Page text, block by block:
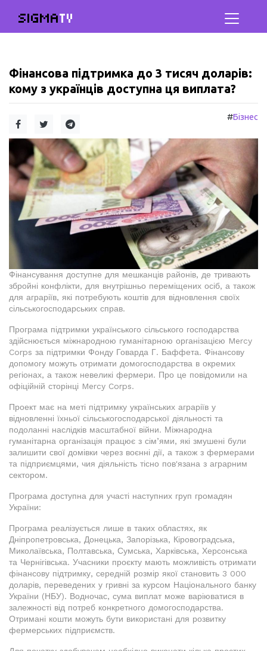
SIGMATV
Фінансова підтримка до 3 тисяч доларів:
кому з українців доступна ця виплата?
#Бізнес
Фінансування доступне для мешканців районів, де тривають
збройні конфлікти, для внутрішньо переміщених осіб, а також
для аграріїв, які потребують коштів для відновлення своїх
сільськогосподарських справ.
Програма підтримки українського сільського господарства
здійснюється міжнародною гуманітарною організацією Mercy
Corps за підтримки Фонду Говарда Г. Баффета. Фінансову
допомогу можуть отримати домогосподарства в окремих
регіонах, а також невеликі фермери. Про це повідомили на
офіційній сторінці Mercy Corps.
Проект має на меті підтримку українських аграріїв у
відновленні їхньої сільськогосподарської діяльності та
подоланні наслідків масштабної війни. Міжнародна
гуманітарна організація працює з сім’ями, які змушені були
залишити свої домівки через воєнні дії, а також з фермерами
та підприємцями, чия діяльність тісно пов'язана з аграрним
сектором.
Програма доступна для участі наступних груп громадян
України:
Програма реалізується лише в таких областях, як
Дніпропетровська, Донецька, Запорізька, Кіровоградська,
Миколаївська, Полтавська, Сумська, Харківська, Херсонська
та Чернігівська. Учасники проєкту мають можливість отримати
фінансову підтримку, середній розмір якої становить 3 000
доларів, переведених у гривні за курсом Національного банку
України (НБУ). Водночас, сума виплат може варіюватися в
залежності від потреб конкретного домогосподарства.
Отримані кошти можуть бути використані для розвитку
фермерських підприємств.